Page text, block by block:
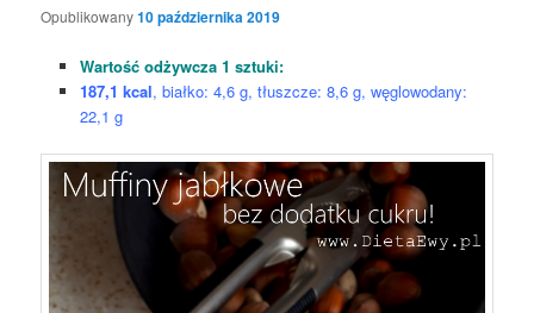
Opublikowany10 października 2019
Wartość odżywcza 1 sztuki:
187,1 kcal, białko: 4,6 g, tłuszcze: 8,6 g, węglowodany:
22,1 g